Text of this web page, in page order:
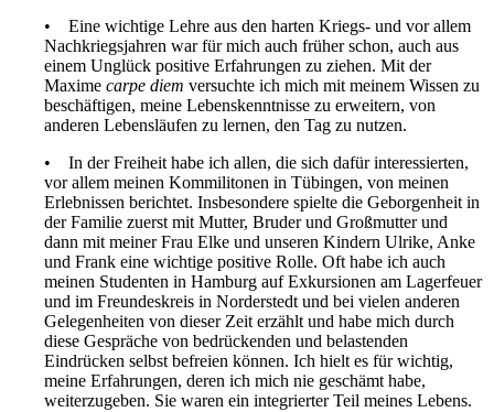
Eine wichtige Lehre aus den harten Kriegs- und vor allem
Nachkriegsjahren war für mich auch früher schon, auch aus
einem Unglück positive Erfahrungen zu ziehen. Mit der
Maxime carpe diem versuchte ich mich mit meinem Wissen zu
beschäftigen, meine Lebenskenntnisse zu erweitern, von
anderen Lebensläufen zu lernen, den Tag zu nutzen.
In der Freiheit habe ich allen, die sich dafür interessierten,
vor allem meinen Kommilitonen in Tübingen, von meinen
Erlebnissen berichtet. Insbesondere spielte die Geborgenheit in
der Familie zuerst mit Mutter, Bruder und Großmutter und
dann mit meiner Frau Elke und unseren Kindern Ulrike, Anke
und Frank eine wichtige positive Rolle. Oft habe ich auch
meinen Studenten in Hamburg auf Exkursionen am Lagerfeuer
und im Freundeskreis in Norderstedt und bei vielen anderen
Gelegenheiten von dieser Zeit erzählt und habe mich durch
diese Gespräche von bedrückenden und belastenden
Eindrücken selbst befreien können. Ich hielt es für wichtig,
meine Erfahrungen, deren ich mich nie geschämt habe,
weiterzugeben. Sie waren ein integrierter Teil meines Lebens.